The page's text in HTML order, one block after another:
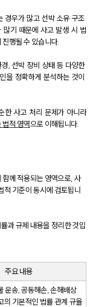
경우가 많고 선박 소유 구조
많기 때문에 사고 발생 시 법
행될 수 있습니다.
, 선박 장비 상태 등 다양한
을 정확하게 분석하는 것이
한 사고 처리 문제가 아니라
법적 영역으로 이해됩니다.
께 적용되는 영역으로, 사
적 기준이 동시에 검토됩니
과 규제 내용을 정리한 것입
주요 내용
운송, 공동해손, 손해배상
의 기본적인 법률 관계 규율